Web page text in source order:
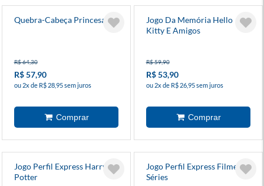
Quebra-Cabeça Princesas
R$ 64,30
R$ 57,90
ou 2x de R$ 28,95 sem juros
Jogo Da Memória Hello
Kitty E Amigos
R$ 59,90
R$ 53,90
ou 2x de R$ 26,95 sem juros
Jogo Perfil Express Harry
Potter
Jogo Perfil Express Filmes E
Séries